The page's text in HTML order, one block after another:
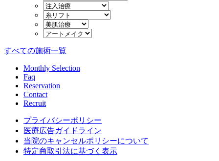
すべての施術一覧
Monthly Selection
Faq
Reservation
Contact
Recruit
プライバシーポリシー
医療広告ガイドライン
当院のキャンセルポリシーについて
特定商取引法に基づく表示